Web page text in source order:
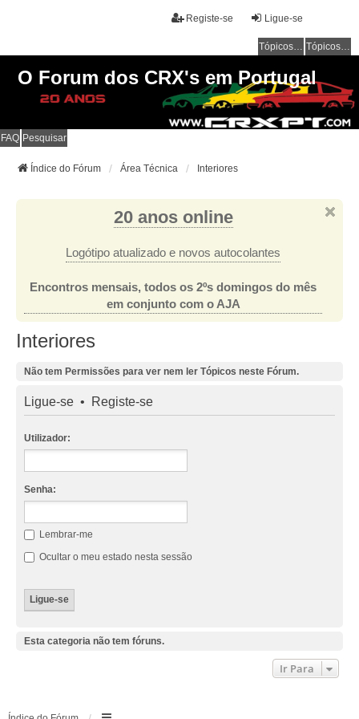
Ligue-se
Registe-se
Tópicos sem resposta Tópicos ativos
O Forum dos CRX's em Portugal
FAQ Pesquisar
Índice do Fórum Área Técnica Interiores
20 anos online
Logótipo atualizado e novos autocolantes
Encontros mensais, todos os 2ºs domingos do mês
em conjunto com o AJA
Interiores
Não tem Permissões para ver nem ler Tópicos neste Fórum.
Ligue-se • Registe-se
Utilizador:
Senha:
Lembrar-me
Ocultar o meu estado nesta sessão
Esta categoria não tem fóruns.
Ir Para